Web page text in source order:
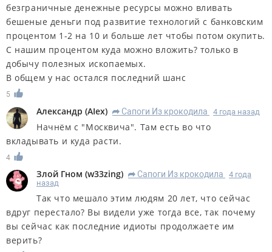
безграничные денежные ресурсы можно вливать
бешеные деньги под развитие технологий с банковским
процентом 1-2 на 10 и больше лет чтобы потом окупить.
С нашим процентом куда можно вложить? только в
добычу полезных ископаемых.
В общем у нас остался последний шанс
5
Александр (AIex) R Сапоги Из крокодила 4 года назад
Начнём с "Москвича". Там есть во что
вкладывать и куда расти.
4
Злой Гном (w33zing) R Сапоги Из крокодила
4 года
назад
Так что мешало этим людям 20 лет, что сейчас
вдруг перестало? Вы видели уже тогда все, так почему
вы сейчас как последние идиоты продолжаете им
верить?